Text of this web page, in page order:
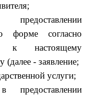
форме согласно
(далее - заявление;
услуги;